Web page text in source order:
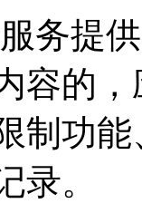
务提
容的
制功
录。